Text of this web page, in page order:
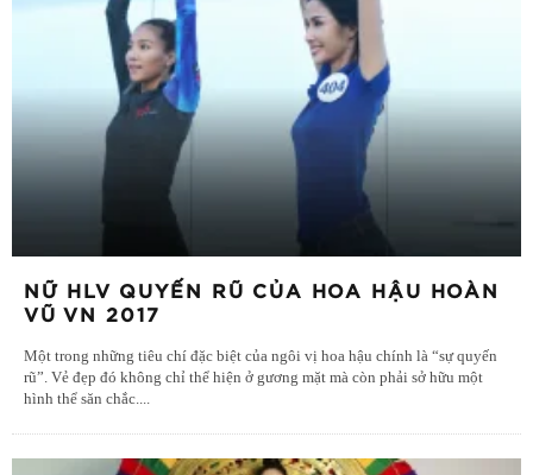
NỮ HLV QUYẾN RŨ CỦA HOA HẬU HOÀN
VŨ VN 2017
Một trong những tiêu chí đặc biệt của ngôi vị hoa hậu chính là “sự quyến
rũ”. Vẻ đẹp đó không chỉ thể hiện ở gương mặt mà còn phải sở hữu một
hình thể săn chắc.